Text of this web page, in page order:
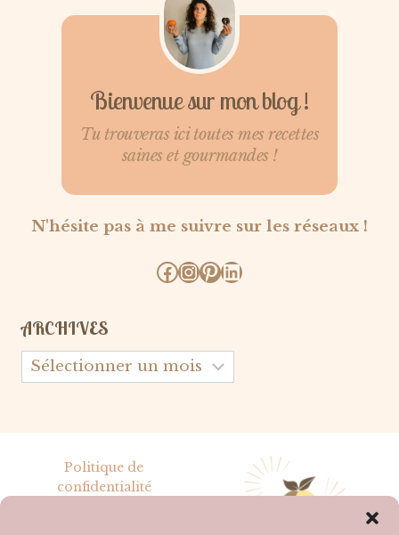
Bienvenue sur mon blog !
Tu trouveras ici toutes mes recettes
saines et gourmandes !
N'hésite pas à me suivre sur les réseaux !
Facebook
Instagram
Pinterest
LinkedIn
ARCHIVES
Archives
Politique de
confidentialité